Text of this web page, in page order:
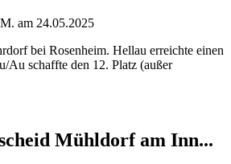
am 24.05.2025
bei Rosenheim. Hellau erreichte einen
Au schaffte den 12. Platz (außer
Mühldorf am Inn...